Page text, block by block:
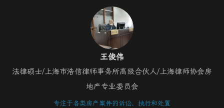
王俊伟
法律硕士/上海市浩信律师事务所高级合伙人/上海律师协会房
地产专业委员会
专注于各类房产案件的诉讼、执行和处置